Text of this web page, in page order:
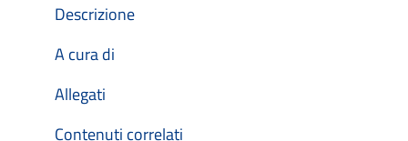
Descrizione
A cura di
Allegati
Contenuti correlati